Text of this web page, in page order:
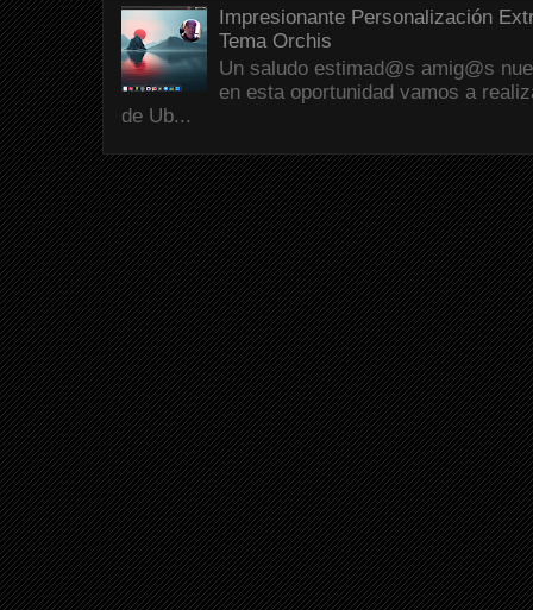
Impresionante Personalización
Tema Orchis
Un saludo estimad@s amig@s
en esta oportunidad vamos a
de Ub...